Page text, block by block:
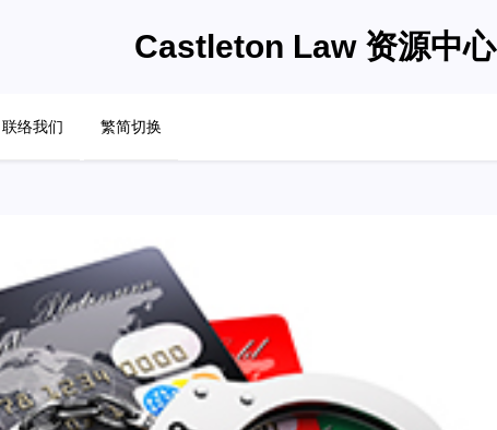
Castleton Law 资源中心
联络我们 繁简切换